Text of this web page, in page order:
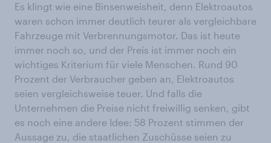
Es klingt wie eine Binsenweisheit, denn Elektroautos
waren schon immer deutlich teurer als vergleichbare
Fahrzeuge mit Verbrennungsmotor. Das ist heute
immer noch so, und der Preis ist immer noch ein
wichtiges Kriterium für viele Menschen. Rund 90
Prozent der Verbraucher geben an, Elektroautos
seien vergleichsweise teuer. Und falls die
Unternehmen die Preise nicht freiwillig senken, gibt
es noch eine andere Idee: 58 Prozent stimmen der
Aussage zu, die staatlichen Zuschüsse seien zu